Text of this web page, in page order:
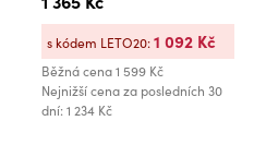
Běžná cena1 599 Kč
Nejnižší cena za posledních 30
dní: 1 234 Kč
s kódem LETO20:1 092 Kč